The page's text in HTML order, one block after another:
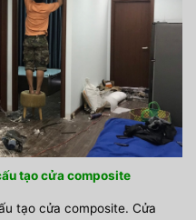
tạo cửa composite
tạo cửa composite. Cửa